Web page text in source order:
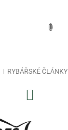
RYBÁŘSKÉ ČLÁNKY